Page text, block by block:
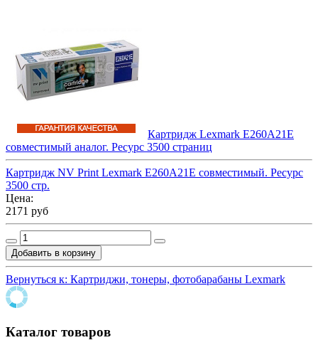
Картридж Lexmark E260A21E
совместимый аналог. Ресурс 3500 страниц
Картридж NV Print Lexmark E260A21E совместимый. Ресурс
3500 стр.
Цена:
2171 руб
Вернуться к: Картриджи, тонеры, фотобарабаны Lexmark
Каталог товаров